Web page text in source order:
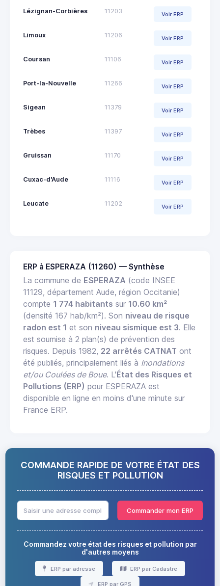
Lézignan-Corbières 11203 Voir ERP
Limoux 11206 Voir ERP
Coursan 11106 Voir ERP
Port-la-Nouvelle 11266 Voir ERP
Sigean 11379 Voir ERP
Trèbes 11397 Voir ERP
Gruissan 11170 Voir ERP
Cuxac-d'Aude 11116 Voir ERP
Leucate 11202 Voir ERP
ERP à ESPERAZA (11260) — Synthèse
La commune de ESPERAZA (code INSEE
11129, département Aude, région Occitanie)
compte 1 774 habitants sur 10.60 km²
(densité 167 hab/km²). Son niveau de risque
radon est 1 et son niveau sismique est 3. Elle
est soumise à 2 plan(s) de prévention des
risques. Depuis 1982, 22 arrêtés CATNAT ont
été publiés, principalement liés à Inondations
et/ou Coulées de Boue. L'État des Risques et
Pollutions (ERP) pour ESPERAZA est
disponible en ligne en moins d'une minute sur
France ERP.
COMMANDE RAPIDE DE VOTRE ÉTAT DES
RISQUES ET POLLUTION
Commander mon ERP
Commandez votre état des risques et pollution par
d'autres moyens
ERP par adresse ERP par Cadastre
ERP par GPS